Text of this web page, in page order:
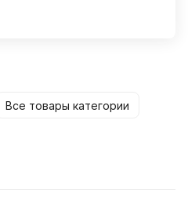
Все товары категории